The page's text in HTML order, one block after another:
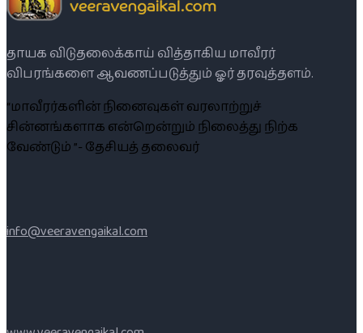
தாயக விடுதலைக்காய் வித்தாகிய மாவீரர்
விபரங்களை ஆவணப்படுத்தும் ஓர் தரவுத்தளம்.
“மாவீரர்களின் நினைவுகள் வரலாற்றுச்
சின்னங்களாக என்றென்றும் நிலைத்து நிற்க
வேண்டும் ”- தேசியத் தலைவர்
info@veeravengaikal.com